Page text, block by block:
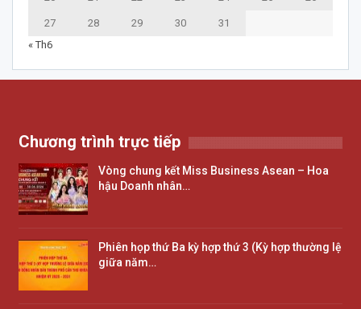
27 28 29 30
31
« Th6
Chương trình trực tiếp
Vòng chung kết Miss Business Asean – Hoa
hậu Doanh nhân…
Phiên họp thứ Ba kỳ hợp thứ 3 (Kỳ hợp thường lệ
giữa năm…